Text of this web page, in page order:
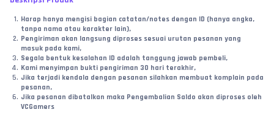
Harap hanya mengisi bagian catatan/notes dengan ID (hanya angka,
tanpa nama atau karakter lain),
Pengiriman akan langsung diproses sesuai urutan pesanan yang
masuk pada kami,
Segala bentuk kesalahan ID adalah tanggung jawab pembeli,
Kami menyimpan bukti pengiriman 30 hari terakhir,
Jika terjadi kendala dengan pesanan silahkan membuat komplain pada
pesanan,
Jika pesanan dibatalkan maka Pengembalian Saldo akan diproses oleh
VCGamers